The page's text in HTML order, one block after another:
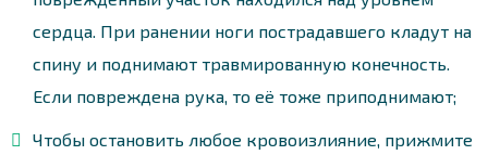
сердца. При ранении ноги пострадавшего кладут на
спину и поднимают травмированную конечность.
Если повреждена рука, то её тоже приподнимают;
Чтобы остановить любое кровоизлияние, прижмите